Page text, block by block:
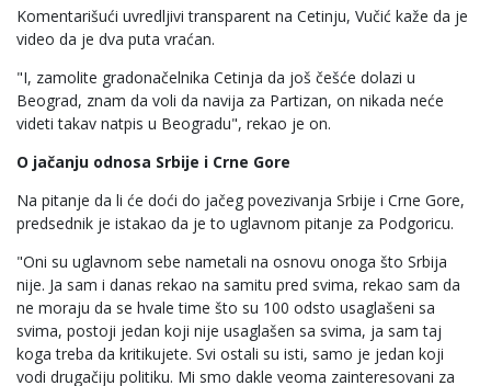
Komentarišući uvredljivi transparent na Cetinju, Vučić kaže da je
video da je dva puta vraćan.
"I, zamolite gradonačelnika Cetinja da još češće dolazi u
Beograd, znam da voli da navija za Partizan, on nikada neće
videti takav natpis u Beogradu", rekao je on.
O jačanju odnosa Srbije i Crne Gore
Na pitanje da li će doći do jačeg povezivanja Srbije i Crne Gore,
predsednik je istakao da je to uglavnom pitanje za Podgoricu.
"Oni su uglavnom sebe nametali na osnovu onoga što Srbija
nije. Ja sam i danas rekao na samitu pred svima, rekao sam da
ne moraju da se hvale time što su 100 odsto usaglašeni sa
svima, postoji jedan koji nije usaglašen sa svima, ja sam taj
koga treba da kritikujete. Svi ostali su isti, samo je jedan koji
vodi drugačiju politiku. Mi smo dakle veoma zainteresovani za